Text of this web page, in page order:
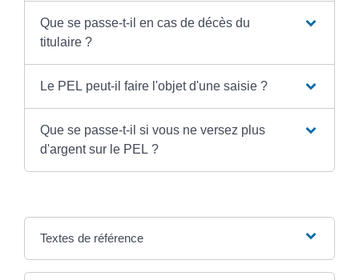
Que se passe-t-il en cas de décès du
titulaire ?
Le PEL peut-il faire l'objet d'une saisie ?
Que se passe-t-il si vous ne versez plus
d'argent sur le PEL ?
Textes de référence